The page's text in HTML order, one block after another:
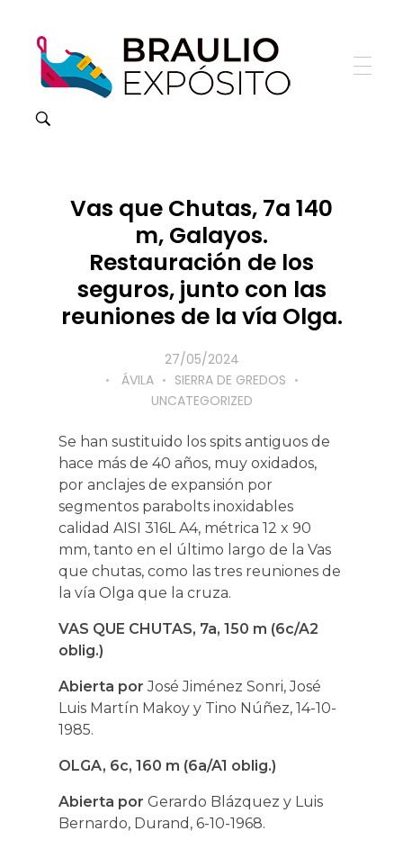
Vas que Chutas, 7a 140
m, Galayos.
Restauración de los
seguros, junto con las
reuniones de la vía Olga.
27/05/2024
ÁVILA
SIERRA DE GREDOS
UNCATEGORIZED
Se han sustituido los spits antiguos de
hace más de 40 años, muy oxidados,
por anclajes de expansión por
segmentos parabolts inoxidables
calidad AISI 316L A4, métrica 12 x 90
mm, tanto en el último largo de la Vas
que chutas, como las tres reuniones de
la vía Olga que la cruza.
VAS QUE CHUTAS, 7a, 150 m (6c/A2
oblig.)
Abierta porJosé Jiménez Sonri, José
Luis Martín Makoy y Tino Núñez, 14-10-
1985.
OLGA, 6c, 160 m (6a/A1 oblig.)
Abierta por Gerardo Blázquez y Luis
Bernardo, Durand, 6-10-1968.